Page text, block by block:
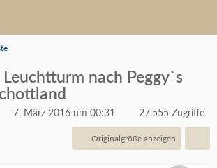
nach Peggy`s
7. März 2016 um 00:31 27.555 Zugriffe
Originalgröße anzeigen